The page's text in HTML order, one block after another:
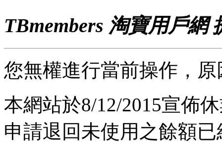
TBmembers 淘寶用戶網
您無權進行當前操作，
本網站於8/12/2015宣佈
申請退回未使用之餘額